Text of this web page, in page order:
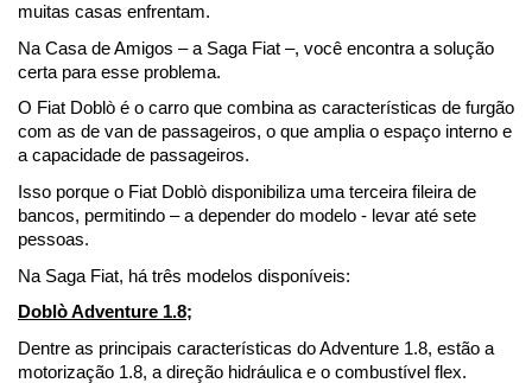
muitas casas enfrentam.
Na Casa de Amigos – a Saga Fiat –, você encontra a solução
certa para esse problema.
O Fiat Doblò é o carro que combina as características de furgão
com as de van de passageiros, o que amplia o espaço interno e
a capacidade de passageiros.
Isso porque o Fiat Doblò disponibiliza uma terceira fileira de
bancos, permitindo – a depender do modelo - levar até sete
pessoas.
Na Saga Fiat, há três modelos disponíveis:
Doblò Adventure 1.8;
Dentre as principais características do Adventure 1.8, estão a
motorização 1.8, a direção hidráulica e o combustível flex.